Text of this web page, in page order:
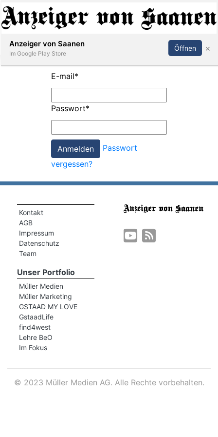
Abonnieren Anmelden
E-mail*
Passwort*
Passwort
vergessen?
Kontakt
AGB
Impressum
Datenschutz
Team
Unser Portfolio
Müller Medien
Müller Marketing
GSTAAD MY LOVE
GstaadLife
find4west
Lehre BeO
Im Fokus
© 2023 Müller Medien AG. Alle Rechte vorbehalten.
Anzeiger von Saanen
Im Google Play Store
Öffnen ×